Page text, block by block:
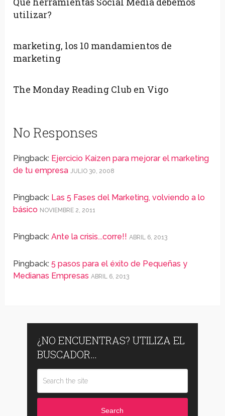
utilizar?
marketing, los 10 mandamientos de
marketing
The Monday Reading Club en Vigo
No Responses
Pingback: Ejercicio Kaizen para mejorar el marketing
de tu empresa JULIO 30, 2008
Pingback: Las 5 Fases del Marketing, volviendo a lo
básico NOVIEMBRE 2, 2011
Pingback:Ante la crisis...corre!! ABRIL 6, 2013
Pingback:5 pasos para el éxito de Pequeñas y
Medianas Empresas ABRIL 6, 2013
¿NO ENCUENTRAS? UTILIZA EL
BUSCADOR…
Search